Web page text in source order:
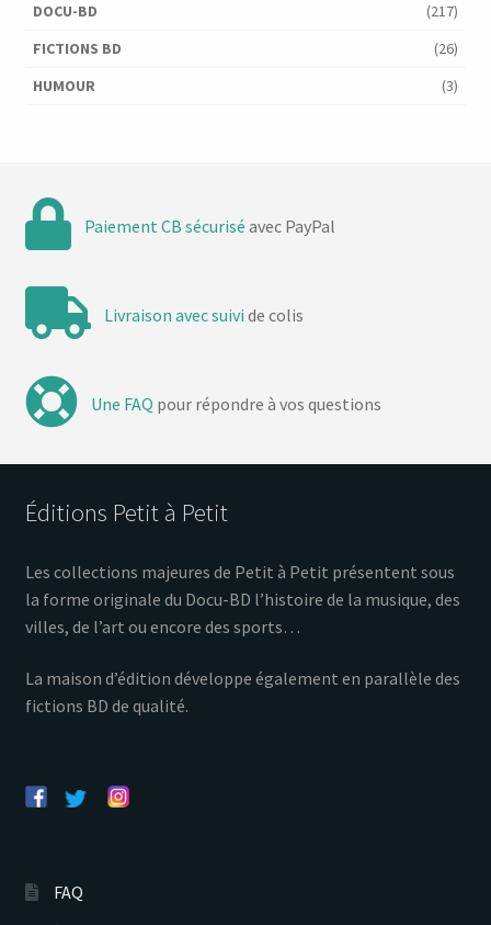
DOCU-BD
(217)
FICTIONS BD
(26)
HUMOUR
(3)
Paiement CB sécurisé avec PayPal
Livraison avec suivi de colis
Une FAQ pour répondre à vos questions
Éditions Petit à Petit
Les collections majeures de Petit à Petit présentent sous
la forme originale du Docu-BD l’histoire de la musique, des
villes, de l’art ou encore des sports…
La maison d’édition développe également en parallèle des
fictions BD de qualité.
FAQ